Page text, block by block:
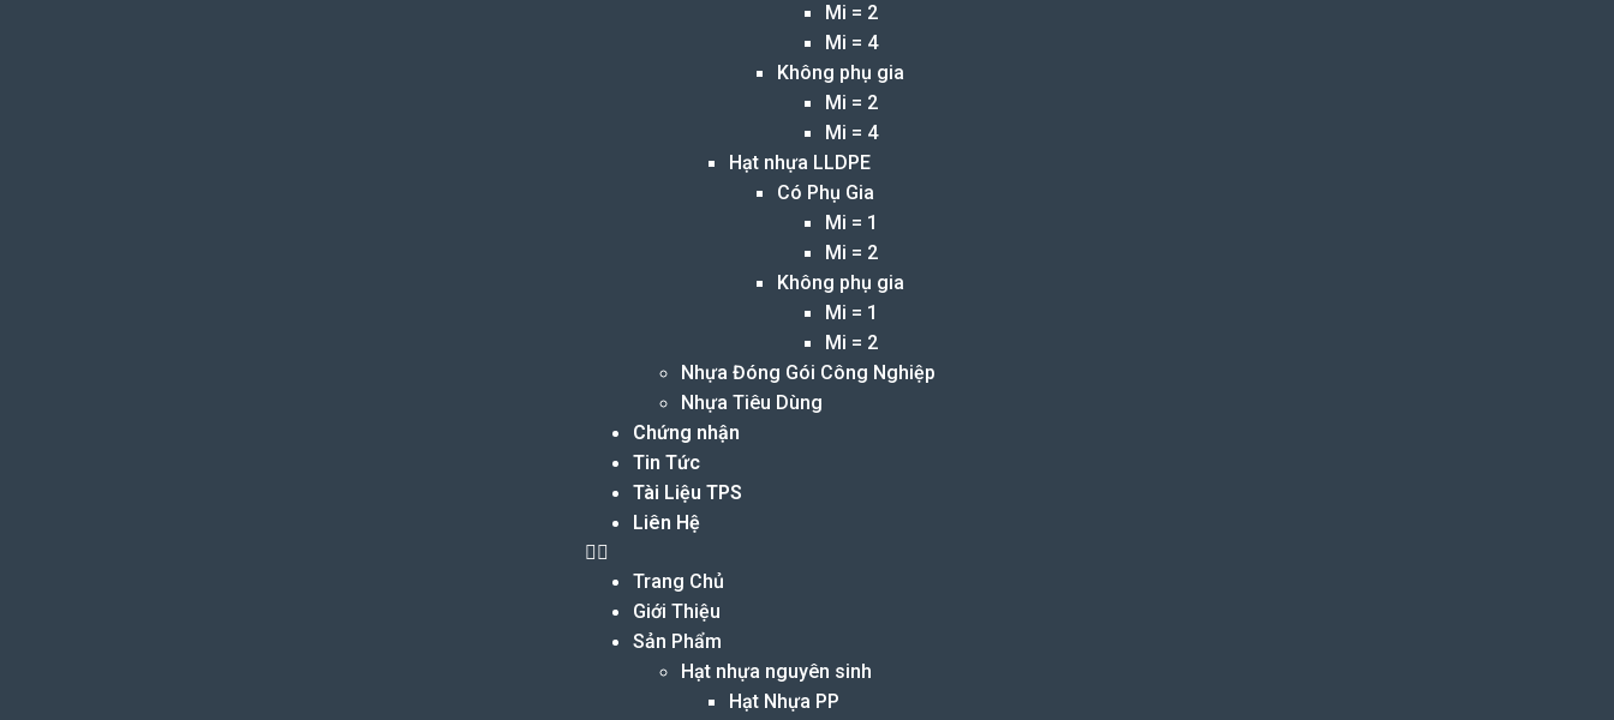
Mi = 2
Mi = 4
Không phụ gia
Mi = 2
Mi = 4
Hạt nhựa LLDPE
Có Phụ Gia
Mi = 1
Mi = 2
Không phụ gia
Mi = 1
Mi = 2
Nhựa Đóng Gói Công Nghiệp
Nhựa Tiêu Dùng
Chứng nhận
Tin Tức
Tài Liệu TPS
Liên Hệ
Trang Chủ
Giới Thiệu
Sản Phẩm
Hạt nhựa nguyên sinh
Hạt Nhựa PP